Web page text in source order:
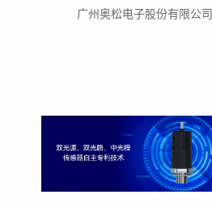
广州奥松电子股份有限公司